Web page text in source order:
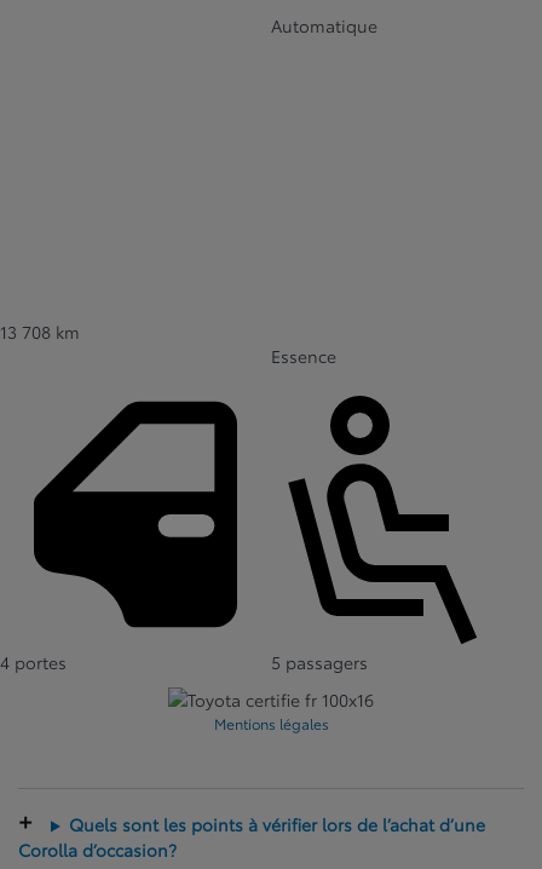
Automatique
13 708 km
Essence
4 portes 5 passagers
Mentions légales
Quels sont les points à vérifier lors de l’achat d’une
Corolla d’occasion?